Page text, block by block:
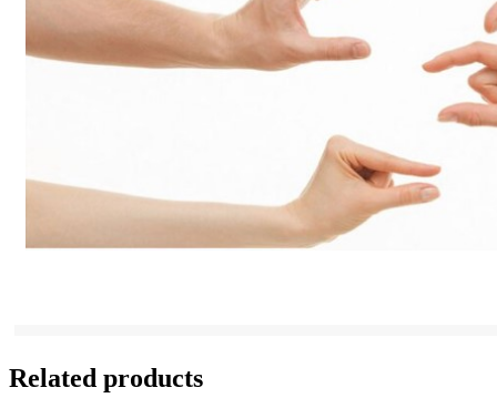
Related products